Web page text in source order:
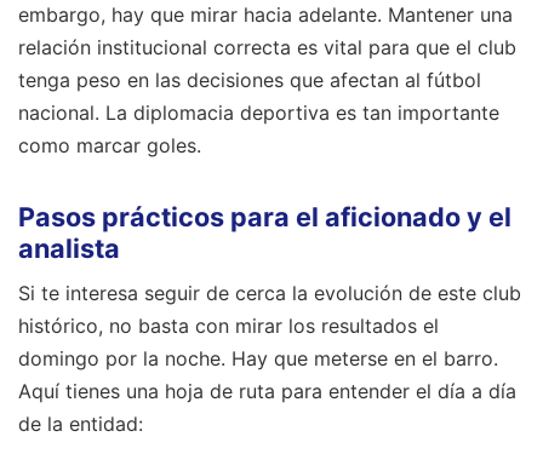
embargo, hay que mirar hacia adelante. Mantener una
relación institucional correcta es vital para que el club
tenga peso en las decisiones que afectan al fútbol
nacional. La diplomacia deportiva es tan importante
como marcar goles.
Pasos prácticos para el aficionado y el
analista
Si te interesa seguir de cerca la evolución de este club
histórico, no basta con mirar los resultados el
domingo por la noche. Hay que meterse en el barro.
Aquí tienes una hoja de ruta para entender el día a día
de la entidad: